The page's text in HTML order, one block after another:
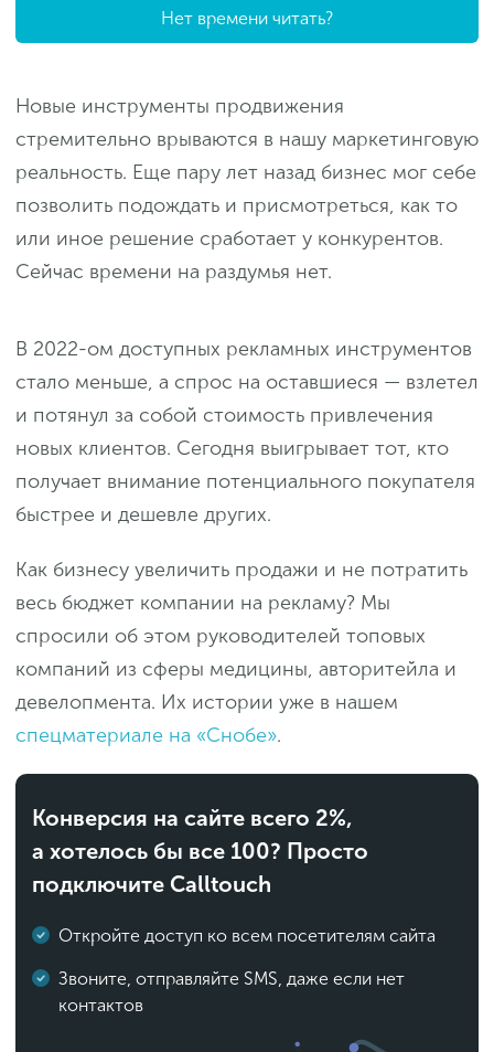
Нет времени читать?
Новые инструменты продвижения
стремительно врываются в нашу маркетинговую
реальность. Еще пару лет назад бизнес мог себе
позволить подождать и присмотреться, как то
или иное решение сработает у конкурентов.
Сейчас времени на раздумья нет.
В 2022-ом доступных рекламных инструментов
стало меньше, а спрос на оставшиеся — взлетел
и потянул за собой стоимость привлечения
новых клиентов. Сегодня выигрывает тот, кто
получает внимание потенциального покупателя
быстрее и дешевле других.
Как бизнесу увеличить продажи и не потратить
весь бюджет компании на рекламу? Мы
спросили об этом руководителей топовых
компаний из сферы медицины, авторитейла и
девелопмента. Их истории уже в нашем
спецматериале на «Снобе».
Конверсия на сайте всего 2%,
а хотелось бы все 100? Просто
подключите Calltouch
Откройте доступ ко всем посетителям сайта
Звоните, отправляйте SMS, даже если нет
контактов